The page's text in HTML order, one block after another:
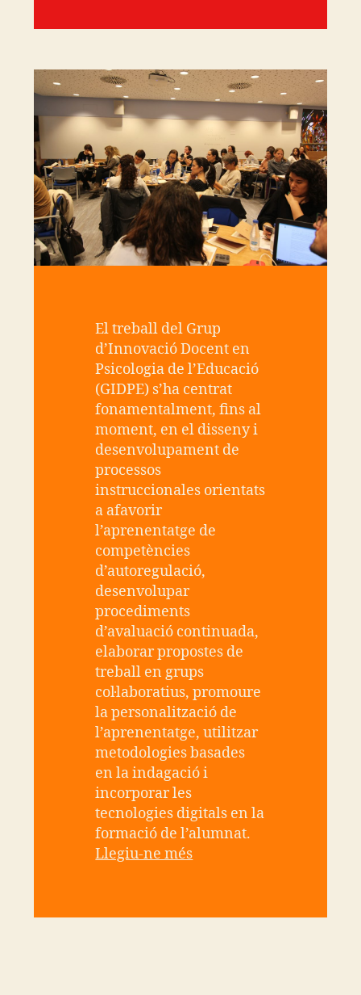
El treball del Grup
d’Innovació Docent en
Psicologia de l’Educació
(GIDPE) s’ha centrat
fonamentalment, fins al
moment, en el disseny i
desenvolupament de
processos
instruccionales orientats
a afavorir
l’aprenentatge de
competències
d’autoregulació,
desenvolupar
procediments
d’avaluació continuada,
elaborar propostes de
treball en grups
col·laboratius, promoure
la personalització de
l’aprenentatge, utilitzar
metodologies basades
en la indagació i
incorporar les
tecnologies digitals en la
formació de l’alumnat.
Llegiu-ne més